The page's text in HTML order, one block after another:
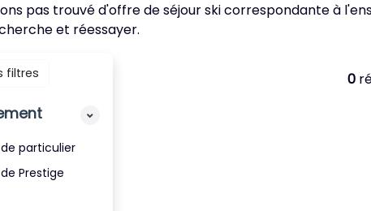
pas trouvé d'offre de séjour ski correspondante à
et réessayer.
filtres
particulier
Prestige
0